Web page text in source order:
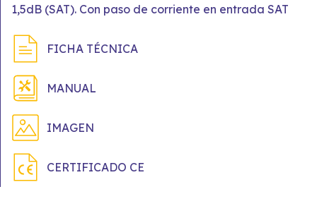
1,5dB (SAT). Con paso de corriente en entrada SAT
FICHA TÉCNICA
MANUAL
IMAGEN
CERTIFICADO CE